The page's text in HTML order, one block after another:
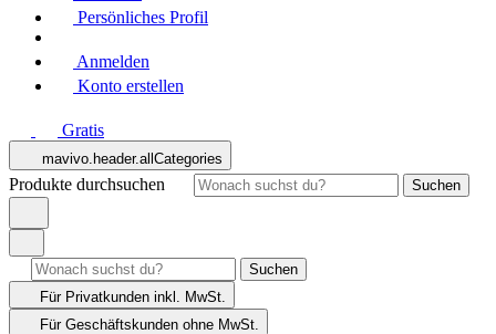
Persönliches Profil
Anmelden
Konto erstellen
Gratis
mavivo.header.allCategories
Produkte durchsuchen Suchen
Suchen
Für Privatkunden inkl. MwSt.
Für Geschäftskunden ohne MwSt.